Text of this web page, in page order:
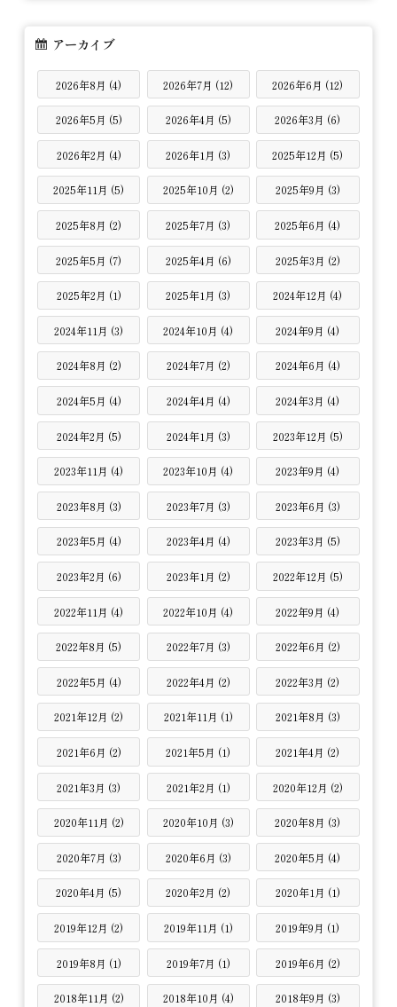
アーカイブ
2026年8月 (4) 2026年7月 (12) 2026年6月 (12)
2026年5月 (5) 2026年4月 (5) 2026年3月 (6)
2026年2月 (4) 2026年1月 (3) 2025年12月 (5)
2025年11月 (5) 2025年10月 (2) 2025年9月 (3)
2025年8月 (2) 2025年7月 (3) 2025年6月 (4)
2025年5月 (7) 2025年4月 (6) 2025年3月 (2)
2025年2月 (1) 2025年1月 (3) 2024年12月 (4)
2024年11月 (3) 2024年10月 (4) 2024年9月 (4)
2024年8月 (2) 2024年7月 (2) 2024年6月 (4)
2024年5月 (4) 2024年4月 (4) 2024年3月 (4)
2024年2月 (5) 2024年1月 (3) 2023年12月 (5)
2023年11月 (4) 2023年10月 (4) 2023年9月 (4)
2023年8月 (3) 2023年7月 (3) 2023年6月 (3)
2023年5月 (4) 2023年4月 (4) 2023年3月 (5)
2023年2月 (6) 2023年1月 (2) 2022年12月 (5)
2022年11月 (4) 2022年10月 (4) 2022年9月 (4)
2022年8月 (5) 2022年7月 (3) 2022年6月 (2)
2022年5月 (4) 2022年4月 (2) 2022年3月 (2)
2021年12月 (2) 2021年11月 (1) 2021年8月 (3)
2021年6月 (2) 2021年5月 (1) 2021年4月 (2)
2021年3月 (3) 2021年2月 (1) 2020年12月 (2)
2020年11月 (2) 2020年10月 (3) 2020年8月 (3)
2020年7月 (3) 2020年6月 (3) 2020年5月 (4)
2020年4月 (5) 2020年2月 (2) 2020年1月 (1)
2019年12月 (2) 2019年11月 (1) 2019年9月 (1)
2019年8月 (1) 2019年7月 (1) 2019年6月 (2)
2018年11月 (2) 2018年10月 (4) 2018年9月 (3)